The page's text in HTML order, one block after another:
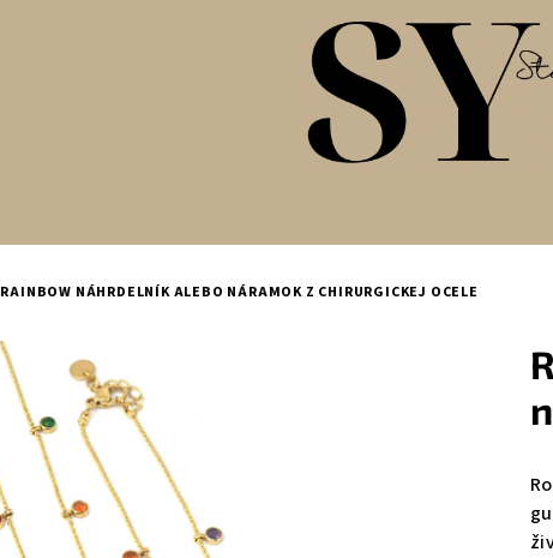
RAINBOW NÁHRDELNÍK ALEBO NÁRAMOK Z CHIRURGICKEJ OCELE